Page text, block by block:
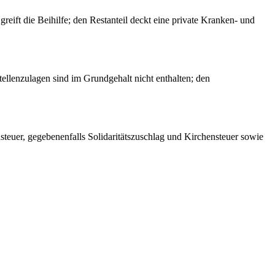
die Beihilfe; den Restanteil deckt eine private Kranken- und
sind im Grundgehalt nicht enthalten; den
gegebenenfalls Solidaritätszuschlag und Kirchensteuer sowie